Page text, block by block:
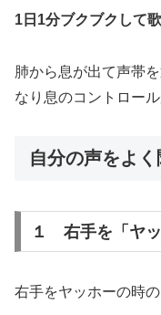
1日1分ブクブクして
肺から息が出て声帯
なり息のコントロー
自分の声をよ
１ 右手を「ヤ
右手をヤッホーの時